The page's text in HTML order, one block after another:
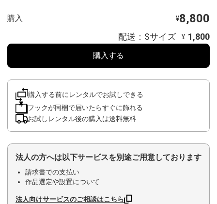
購入 ¥8,800
配送：Sサイズ ¥ 1,800
購入する
購入する前にレンタルでお試しできる
フックが同梱で届いたらすぐに飾れる
お試しレンタル後の購入は送料無料
法人の方へは以下サービスを別途ご用意しております
請求書での支払い
作品選定や設置について
法人向けサービスのご相談はこちら